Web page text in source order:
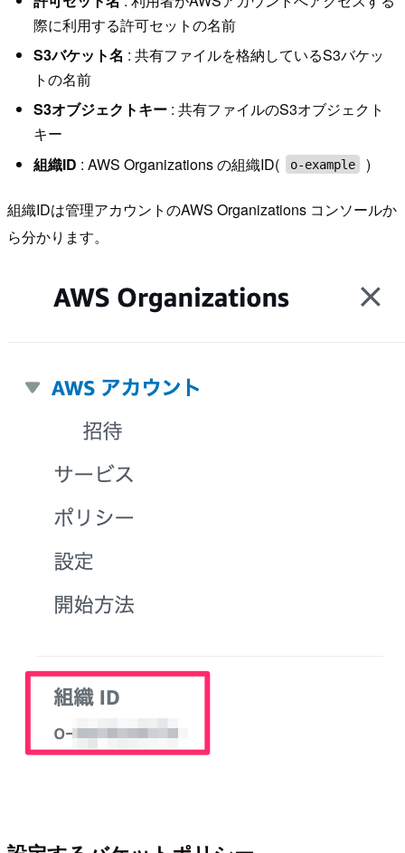
際に利用する許可セットの名前
S3バケット名 : 共有ファイルを格納しているS3バケッ
トの名前
S3オブジェクトキー: 共有ファイルのS3オブジェクト
キー
組織ID : AWS Organizations の組織ID( o-example )
組織IDは管理アカウントのAWS Organizations コンソールか
ら分かります。